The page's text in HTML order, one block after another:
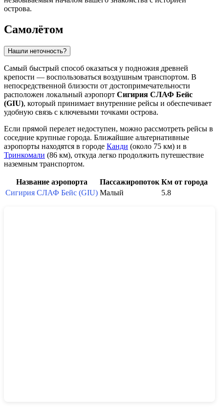
острова.
Самолётом
Нашли неточность?
Самый быстрый способ оказаться у подножия древней
крепости — воспользоваться воздушным транспортом. В
непосредственной близости от достопримечательности
расположен локальный аэропорт Сигирия СЛАФ Бейс
(GIU), который принимает внутренние рейсы и обеспечивает
удобную связь с ключевыми точками острова.
Если прямой перелет недоступен, можно рассмотреть рейсы в
соседние крупные города. Ближайшие альтернативные
аэропорты находятся в городе Канди (около 75 км) и в
Тринкомали (86 км), откуда легко продолжить путешествие
наземным транспортом.
Название аэропорта Пассажиропоток Км от города
Сигирия СЛАФ Бейс (GIU) Малый 5.8